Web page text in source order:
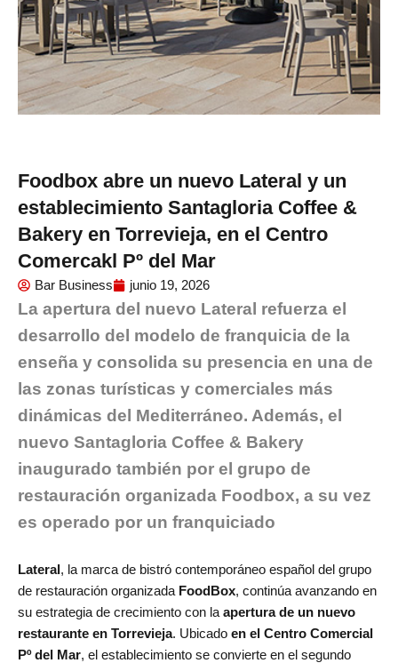
Foodbox abre un nuevo Lateral y un
establecimiento Santagloria Coffee &
Bakery en Torrevieja, en el Centro
Comercakl Pº del Mar
Bar Business junio 19, 2026
La apertura del nuevo Lateral refuerza el
desarrollo del modelo de franquicia de la
enseña y consolida su presencia en una de
las zonas turísticas y comerciales más
dinámicas del Mediterráneo. Además, el
nuevo Santagloria Coffee & Bakery
inaugurado también por el grupo de
restauración organizada Foodbox, a su vez
es operado por un franquiciado
Lateral, la marca de bistró contemporáneo español del grupo
de restauración organizada FoodBox, continúa avanzando en
su estrategia de crecimiento con la apertura de un nuevo
restaurante en Torrevieja. Ubicado en el Centro Comercial
Pº del Mar, el establecimiento se convierte en el segundo